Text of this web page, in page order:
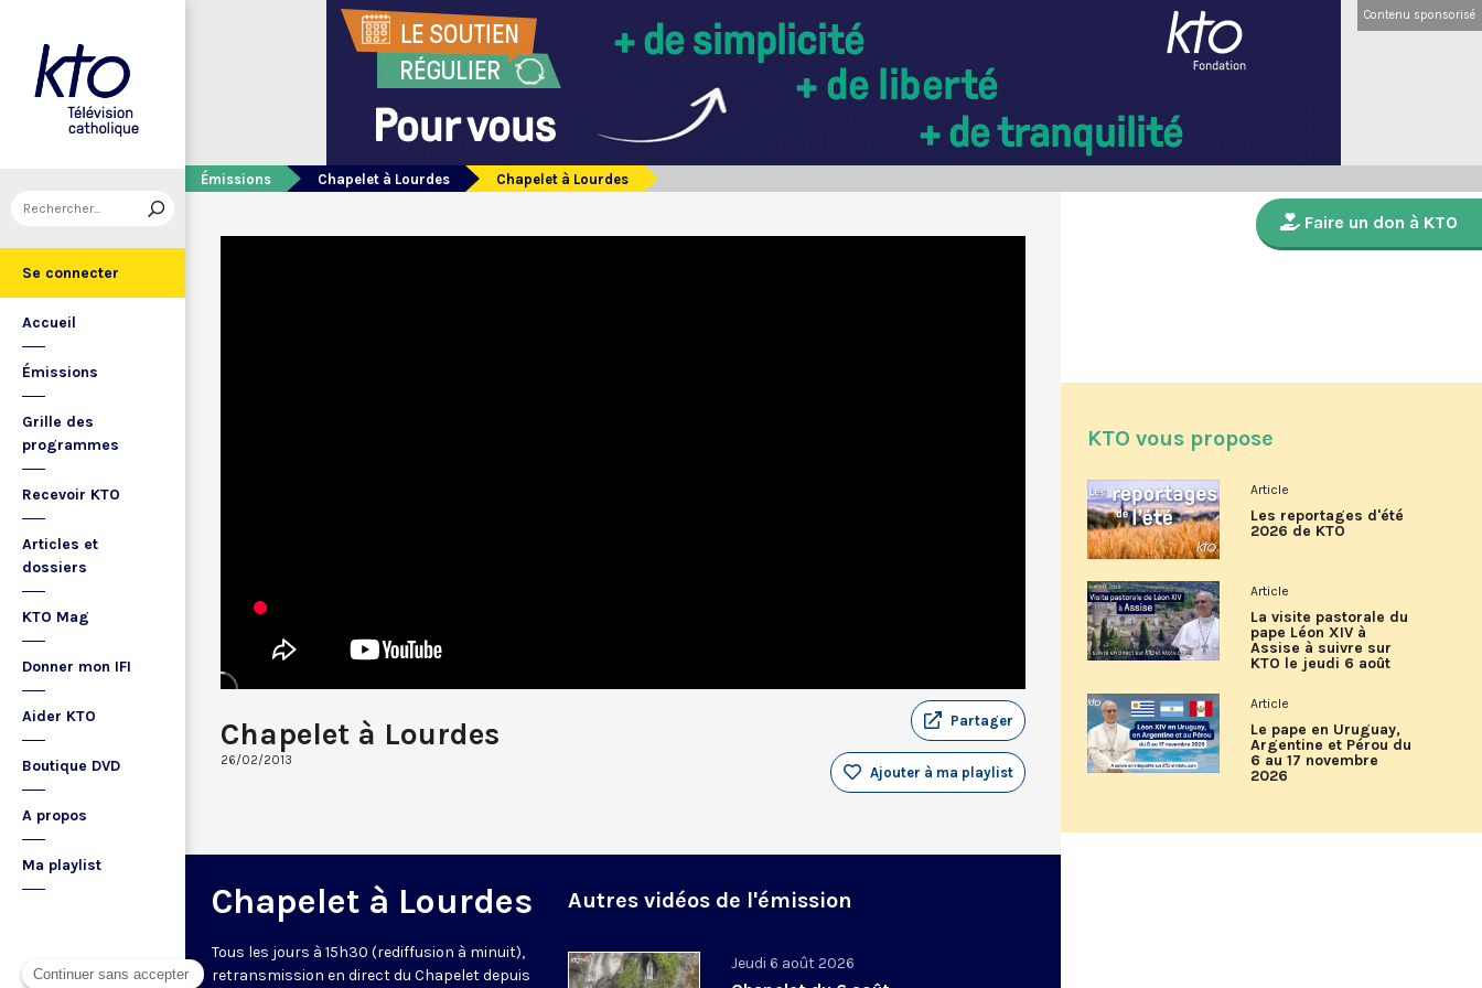
Se connecter
Accueil
Émissions
Grille des
programmes
Recevoir KTO
Articles et
dossiers
KTO Mag
Donner mon IFI
Aider KTO
Boutique DVD
A propos
Ma playlist
Contenu sponsorisé
Émissions Chapelet à Lourdes Chapelet à Lourdes
Chapelet à Lourdes
26/02/2013
Partager
Ajouter à ma playlist
Chapelet à Lourdes
Tous les jours à 15h30 (rediffusion à minuit),
retransmission en direct du Chapelet depuis
Autres vidéos de l'émission
Jeudi 6 août 2026
Faire un don à KTO
KTO vous propose
Article
Les reportages d'été
2026 de KTO
Article
La visite pastorale du
pape Léon XIV à
Assise à suivre sur
KTO le jeudi 6 août
Article
Le pape en Uruguay,
Argentine et Pérou du
6 au 17 novembre
2026